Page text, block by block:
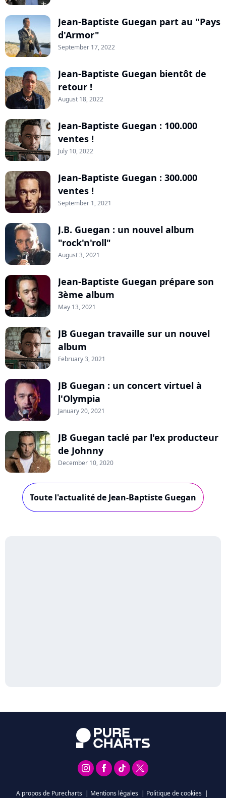
Jean-Baptiste Guegan part au "Pays
d'Armor"
September 17, 2022
Jean-Baptiste Guegan bientôt de
retour !
August 18, 2022
Jean-Baptiste Guegan : 100.000
ventes !
July 10, 2022
Jean-Baptiste Guegan : 300.000
ventes !
September 1, 2021
J.B. Guegan : un nouvel album
"rock'n'roll"
August 3, 2021
Jean-Baptiste Guegan prépare son
3ème album
May 13, 2021
JB Guegan travaille sur un nouvel
album
February 3, 2021
JB Guegan : un concert virtuel à
l'Olympia
January 20, 2021
JB Guegan taclé par l'ex producteur
de Johnny
December 10, 2020
Toute l'actualité de Jean-Baptiste Guegan
A propos de Purecharts | Mentions légales | Politique de cookies |